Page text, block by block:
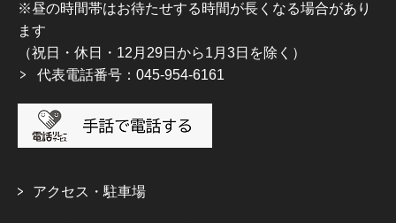
※昼の時間帯はお待たせする時間が長くなる場合があり
ます
（祝日・休日・12月29日から1月3日を除く）
代表電話番号：045-954-6161
アクセス・駐車場